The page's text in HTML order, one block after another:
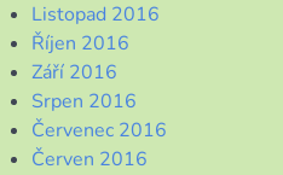
Listopad 2016
Říjen 2016
Září 2016
Srpen 2016
Červenec 2016
Červen 2016